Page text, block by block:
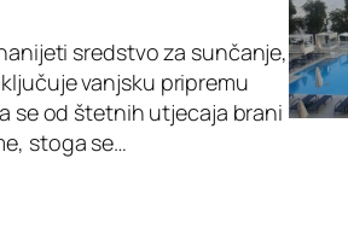
sredstvo za sunčanje,
vanjsku pripremu
se od štetnih utjecaja brani
stoga se…